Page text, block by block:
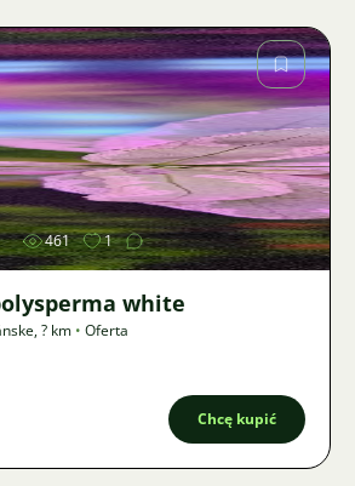
Zdjęcie
461 1
white
,? km • Oferta
Chcę kupić